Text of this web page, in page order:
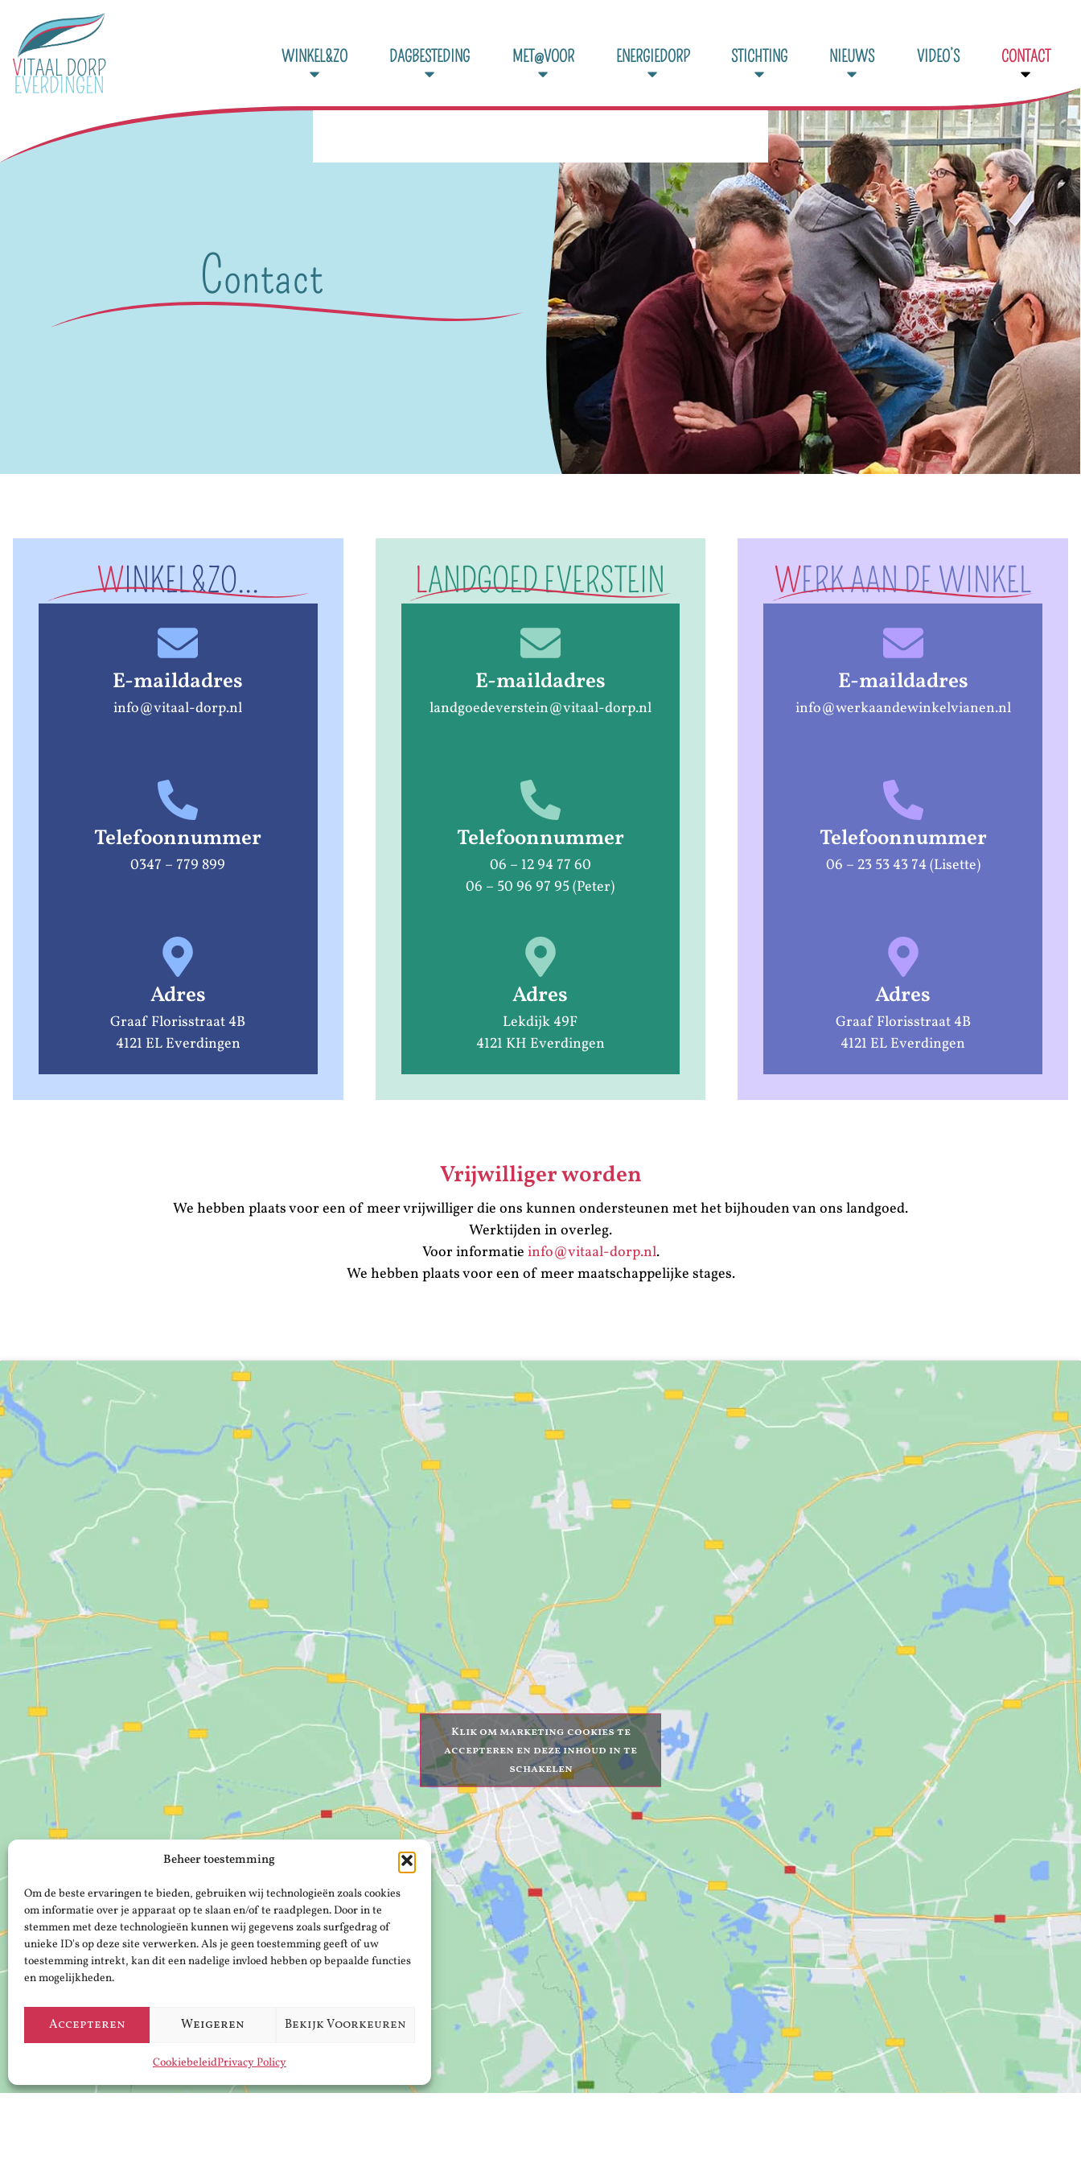
Beheer toestemming
Om de beste ervaringen te bieden, gebruiken wij technologieën zoals cookies
om informatie over je apparaat op te slaan en/of te raadplegen. Door in te
stemmen met deze technologieën kunnen wij gegevens zoals surfgedrag of
unieke ID's op deze site verwerken. Als je geen toestemming geeft of uw
toestemming intrekt, kan dit een nadelige invloed hebben op bepaalde functies
en mogelijkheden.
Accepteren Weigeren Bekijk Voorkeuren
CookiebeleidPrivacy Policy
WINKEL&ZO DAGBESTEDING MET@VOOR ENERGIEDORP STICHTING NIEUWS VIDEO’S CONTACT
Contact
WINKEL&ZO...
E-maildadres
info@vitaal-dorp.nl
Telefoonnummer
0347 – 779 899
Adres
Graaf Florisstraat 4B
4121 EL Everdingen
LANDGOED EVERSTEIN
E-maildadres
landgoedeverstein@vitaal-dorp.nl
Telefoonnummer
06 – 12 94 77 60
06 – 50 96 97 95 (Peter)
Adres
Lekdijk 49F
4121 KH Everdingen
WERK AAN DE WINKEL
E-maildadres
info@werkaandewinkelvianen.nl
Telefoonnummer
06 – 23 53 43 74 (Lisette)
Adres
Graaf Florisstraat 4B
4121 EL Everdingen
Vrijwilliger worden
We hebben plaats voor een of meer vrijwilliger die ons kunnen ondersteunen met het bijhouden van ons landgoed.
Werktijden in overleg.
Voor informatie info@vitaal-dorp.nl.
We hebben plaats voor een of meer maatschappelijke stages.
Klik om marketing cookies te
accepteren en deze inhoud in te
schakelen